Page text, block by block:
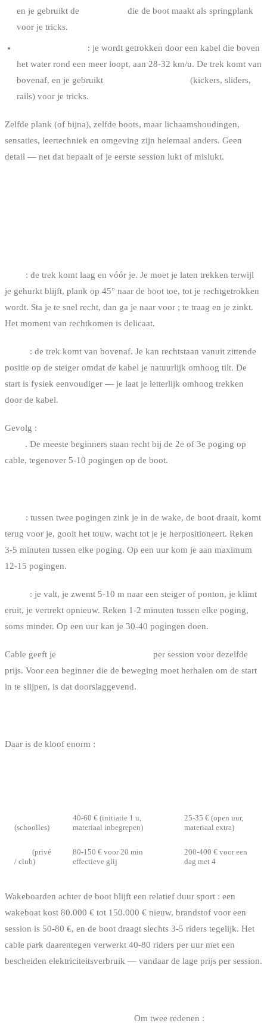
en je gebruikt de
die de boot maakt als springplank
voor je tricks.
: je wordt getrokken door een kabel die boven
het water rond een meer loopt, aan 28-32 km/u. De trek komt van
bovenaf, en je gebruikt
(kickers, sliders,
rails) voor je tricks.
Zelfde plank (of bijna), zelfde boots, maar lichaamshoudingen,
sensaties, leertechniek en omgeving zijn helemaal anders. Geen
detail — net dat bepaalt of je eerste session lukt of mislukt.
: de trek komt laag en vóór je. Je moet je laten trekken terwijl
je gehurkt blijft, plank op 45° naar de boot toe, tot je rechtgetrokken
wordt. Sta je te snel recht, dan ga je naar voor ; te traag en je zinkt.
Het moment van rechtkomen is delicaat.
: de trek komt van bovenaf. Je kan rechtstaan vanuit zittende
positie op de steiger omdat de kabel je natuurlijk omhoog tilt. De
start is fysiek eenvoudiger — je laat je letterlijk omhoog trekken
door de kabel.
Gevolg :
. De meeste beginners staan recht bij de 2e of 3e poging op
cable, tegenover 5-10 pogingen op de boot.
: tussen twee pogingen zink je in de wake, de boot draait, komt
terug voor je, gooit het touw, wacht tot je je herpositioneert. Reken
3-5 minuten tussen elke poging. Op een uur kom je aan maximum
12-15 pogingen.
: je valt, je zwemt 5-10 m naar een steiger of ponton, je klimt
eruit, je vertrekt opnieuw. Reken 1-2 minuten tussen elke poging,
soms minder. Op een uur kan je 30-40 pogingen doen.
Cable geeft je
per session voor dezelfde
prijs. Voor een beginner die de beweging moet herhalen om de start
in te slijpen, is dat doorslaggevend.
Daar is de kloof enorm :
(schoolles)
40-60 € (initiatie 1 u,
materiaal inbegrepen)
25-35 € (open uur,
materiaal extra)
(privé
/ club)
80-150 € voor 20 min
effectieve glij
200-400 € voor een
dag met 4
Wakeboarden achter de boot blijft een relatief duur sport : een
wakeboat kost 80.000 € tot 150.000 € nieuw, brandstof voor een
session is 50-80 €, en de boot draagt slechts 3-5 riders tegelijk. Het
cable park daarentegen verwerkt 40-80 riders per uur met een
bescheiden elektriciteitsverbruik — vandaar de lage prijs per session.
Om twee redenen :